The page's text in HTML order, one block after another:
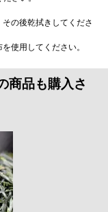
の後乾拭きしてくださ
使用してください。
商品も購入さ